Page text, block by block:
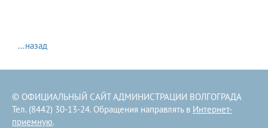
...назад
© ОФИЦИАЛЬНЫЙ САЙТ АДМИНИСТРАЦИИ ВОЛГОГРАДА
Тел. (8442) 30-13-24. Обращения направлять в Интернет-
приемную.